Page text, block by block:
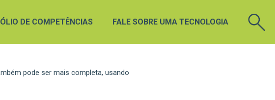
DE COMPETÊNCIAS FALE SOBRE UMA TECNOLOGIA
pode ser mais completa, usando